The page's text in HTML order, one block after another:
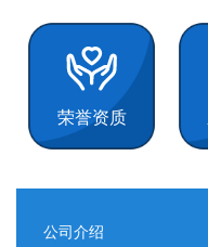
荣誉资质
公司介绍